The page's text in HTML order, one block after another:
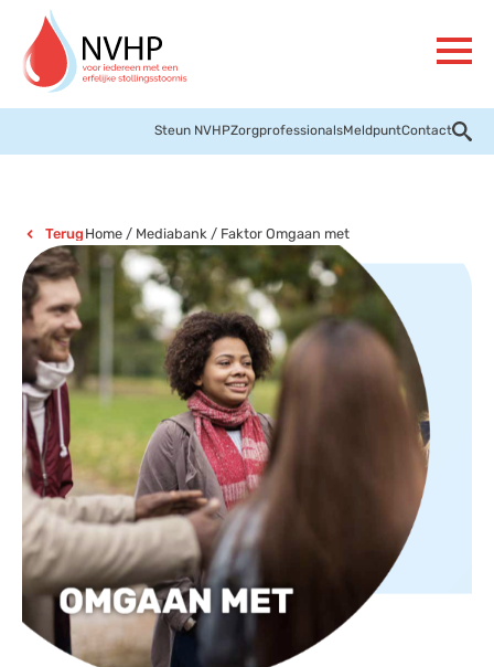
Steun NVHPZorgprofessionalsMeldpuntContact
Terug Home/ Mediabank / Faktor Omgaan met